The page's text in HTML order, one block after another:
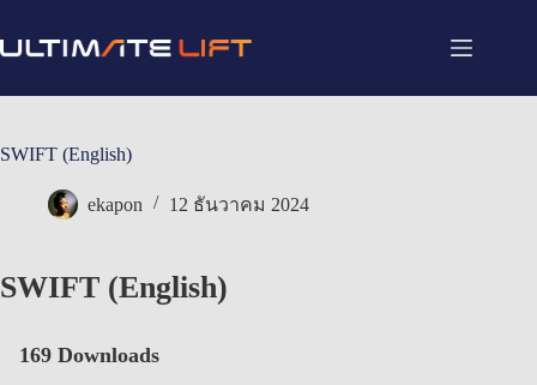
SWIFT (English)
ekapon 12 ธันวาคม 2024
SWIFT (English)
169 Downloads